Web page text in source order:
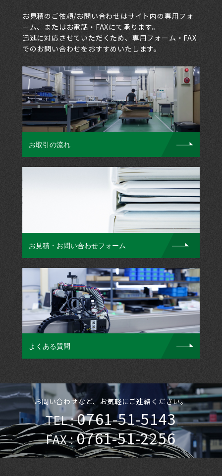
お見積のご依頼/お問い合わせはサイト内の専用フォ
ーム、またはお電話・FAXにて承ります。
迅速に対応させていただくため、専用フォーム・FAX
でのお問い合わせをおすすめいたします。
お取引の流れ
お見積・お問い合わせフォーム
よくある質問
お問い合わせなど、お気軽にご連絡ください。
TEL :0761-51-5143
FAX :0761-51-2256